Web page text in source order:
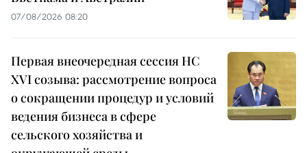
07/08/2026 08:20
Первая внеочередная сессия НС
XVI созыва: рассмотрение вопроса
о сокращении процедур и условий
ведения бизнеса в сфере
сельского хозяйства и